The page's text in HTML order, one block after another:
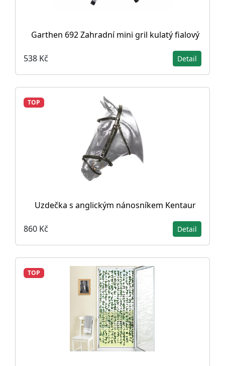
Garthen 692 Zahradní mini gril kulatý fialový
538 Kč Detail
TOP
Uzdečka s anglickým nánosníkem Kentaur
860 Kč Detail
TOP